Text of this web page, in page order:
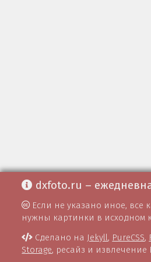
dxfoto.ru –
Если не указано иное, все
нужны картинки в исходном
Сделано на Jekyll, PureCSS,
Storage, ресайз и извлечение